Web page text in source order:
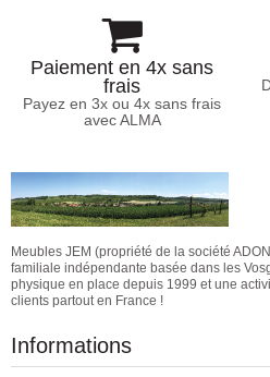
Paiement en 4x sans
frais
Payez en 3x ou 4x sans frais
avec ALMA
Meubles JEM (propriété de la société
familiale indépendante basée dans les
physique en place depuis 1999 et une
clients partout en France !
Informations